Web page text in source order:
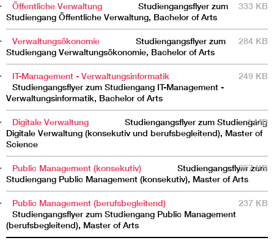
Öffentliche Verwaltung
Studiengangsflyer zum
Studiengang Öffentliche Verwaltung, Bachelor of Arts
333 KB
Verwaltungsökonomie
Studiengangsflyer zum
Studiengang Verwaltungsökonomie, Bachelor of Arts
284 KB
IT-Management - Verwaltungsinformatik
Studiengangsflyer zum Studiengang IT-Management -
Verwaltungsinformatik, Bachelor of Arts
249 KB
Digitale Verwaltung
Studiengangsflyer zum Studiengang
Digitale Verwaltung (konsekutiv und berufsbegleitend), Master of
Science
1 MB
Public Management (konsekutiv)
Studiengangsflyer zum
Studiengang Public Management (konsekutiv), Master of Arts
257 KB
Public Management (berufsbegleitend)
Studiengangsflyer zum Studiengang Public Management
(berufsbegleitend), Master of Arts
237 KB